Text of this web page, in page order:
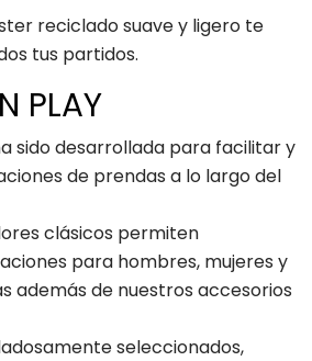
reciclado suave y ligero te
tus partidos.
PLAY
sido desarrollada para facilitar y
de prendas a lo largo del
clásicos permiten
para hombres, mujeres y
además de nuestros accesorios
seleccionados,